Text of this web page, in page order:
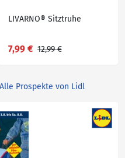
LIVARNO® Sitztruhe
7,99 € 12,99 €
Alle Prospekte von Lidl